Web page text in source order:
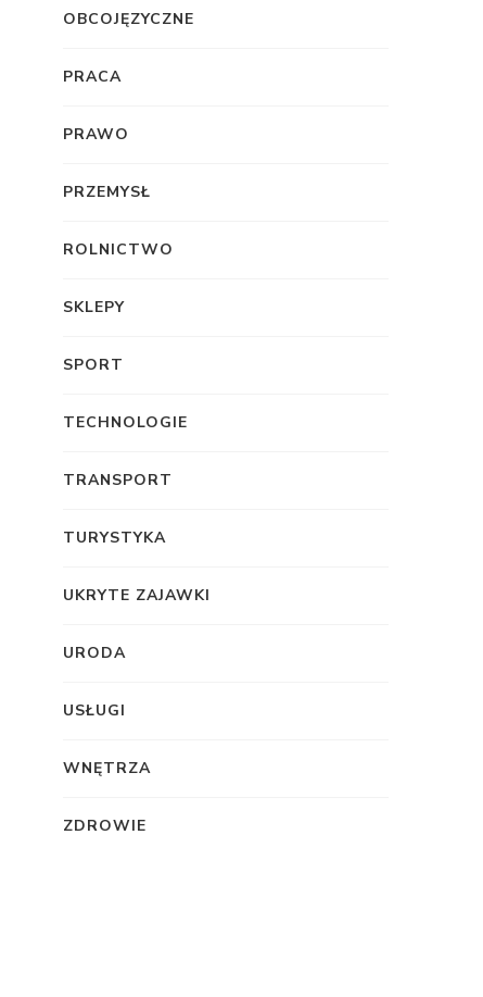
OBCOJĘZYCZNE
PRACA
PRAWO
PRZEMYSŁ
ROLNICTWO
SKLEPY
SPORT
TECHNOLOGIE
TRANSPORT
TURYSTYKA
UKRYTE ZAJAWKI
URODA
USŁUGI
WNĘTRZA
ZDROWIE